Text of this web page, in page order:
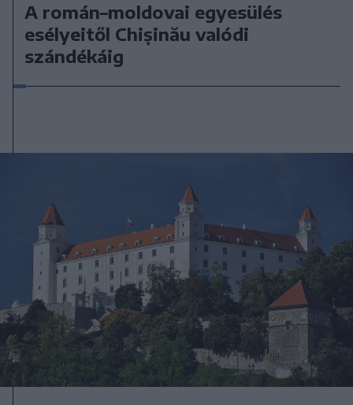
A román–moldovai egyesülés
esélyeitől Chișinău valódi
szándékáig